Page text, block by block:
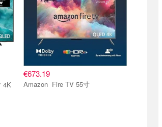
€673.19
Amazon Fire TV 55寸